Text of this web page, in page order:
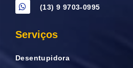
(13) 9 9703-0995
Serviços
Desentupidora